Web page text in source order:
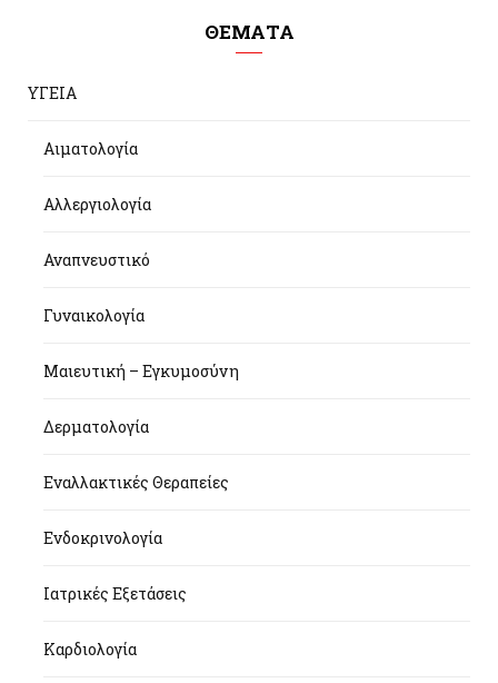
ΘΕΜΑΤΑ
ΥΓΕΙΑ
Αιματολογία
Αλλεργιολογία
Αναπνευστικό
Γυναικολογία
Μαιευτική – Εγκυμοσύνη
Δερματολογία
Εναλλακτικές Θεραπείες
Ενδοκρινολογία
Ιατρικές Εξετάσεις
Καρδιολογία